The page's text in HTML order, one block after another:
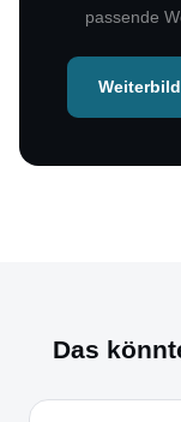
passende
Das